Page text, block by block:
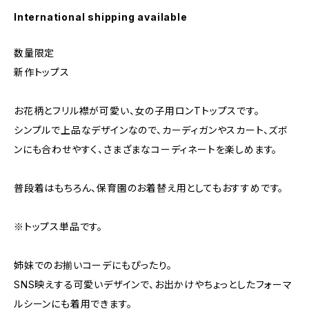
International shipping available
数量限定
新作トップス
お花柄とフリル襟が可愛い、女の子用ロンTトップスです。
シンプルで上品なデザインなので、カーディガンやスカート、ズボ
ンにも合わせやすく、さまざまなコーディネートを楽しめます。
普段着はもちろん、保育園のお着替え用としてもおすすめです。
※トップス単品です。
姉妹でのお揃いコーデにもぴったり。
SNS映えする可愛いデザインで、お出かけやちょっとしたフォーマ
ルシーンにも着用できます。